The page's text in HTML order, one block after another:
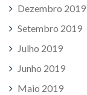
Dezembro 2019
Setembro 2019
Julho 2019
Junho 2019
Maio 2019